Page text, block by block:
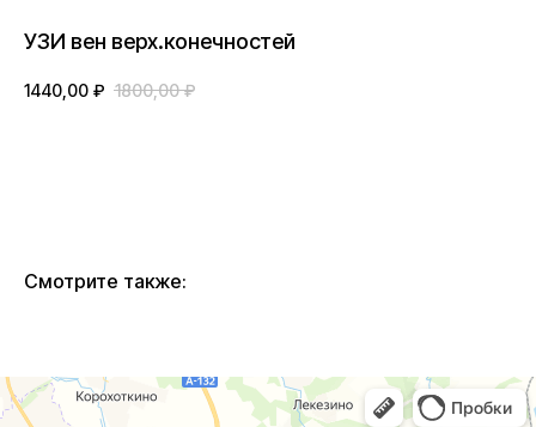
УЗИ вен верх.конечностей
1440,00 ₽ 1800,00 ₽
Смотрите также: